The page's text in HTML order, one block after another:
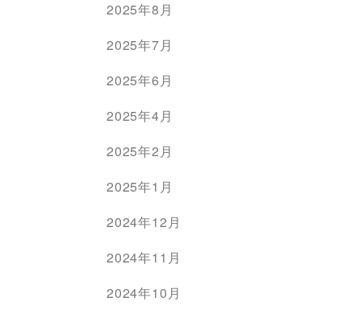
2025年8月
2025年7月
2025年6月
2025年4月
2025年2月
2025年1月
2024年12月
2024年11月
2024年10月